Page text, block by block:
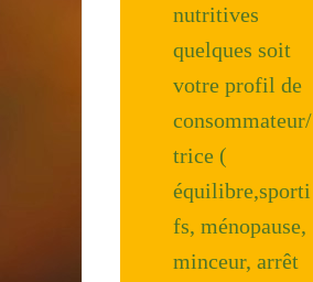
nutritives
quelques soit
votre profil de
consommateur/
trice (
équilibre,sporti
fs, ménopause,
minceur, arrêt